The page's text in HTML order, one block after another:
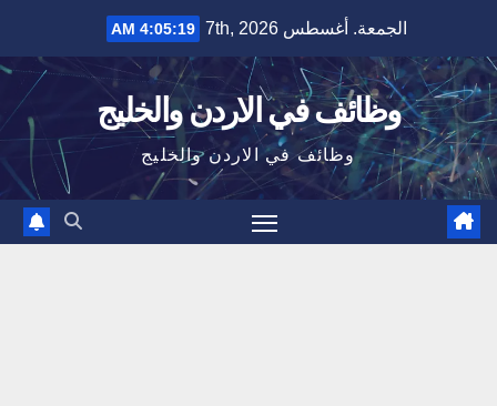
content
الجمعة. أغسطس 7th, 2026 4:05:19 AM
وظائف في الاردن والخليج
وظائف في الاردن والخليج